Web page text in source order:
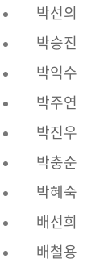
박선의
박승진
박익수
박주연
박진우
박충순
박혜숙
배선희
배철용